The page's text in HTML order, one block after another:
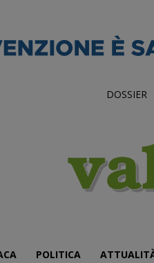
DOSSIER
POLITICA